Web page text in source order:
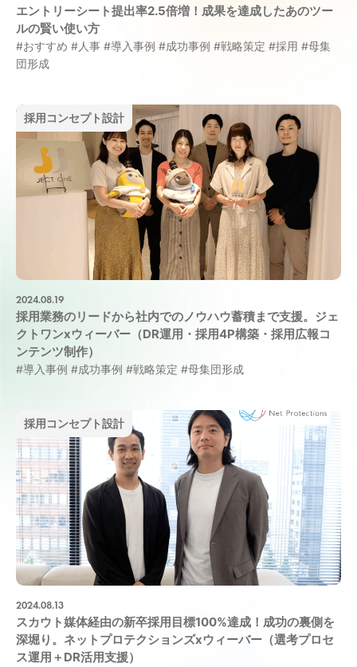
エントリーシート提出率2.5倍増！成果を達成したあのツー
ルの賢い使い方
#おすすめ #人事 #導入事例 #成功事例 #戦略策定 #採用 #母集
団形成
採用コンセプト設計
2024.08.19
採用業務のリードから社内でのノウハウ蓄積まで支援。ジェ
クトワンxウィーバー（DR運用・採用4P構築・採用広報コ
ンテンツ制作）
#導入事例 #成功事例 #戦略策定 #母集団形成
採用コンセプト設計
2024.08.13
スカウト媒体経由の新卒採用目標100%達成！成功の裏側を
深堀り。ネットプロテクションズxウィーバー（選考プロセ
ス運用＋DR活用支援）